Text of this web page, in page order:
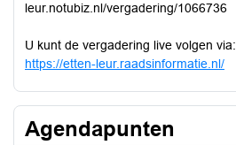
leur.notubiz.nl/vergadering/1066736
U kunt de vergadering live volgen via:
https://etten-leur.raadsinformatie.nl/
Agendapunten